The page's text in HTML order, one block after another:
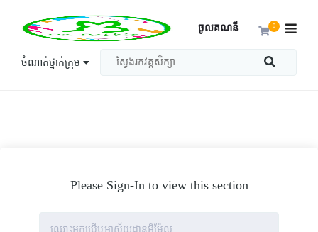
ចំណាត់ថ្នាក់ក្រុម
0
ចូលគណនី
Please Sign-In to view this section